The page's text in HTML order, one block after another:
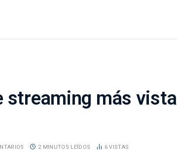
streaming más vista
2 MINUTOS LEÍDOS 6VISTAS